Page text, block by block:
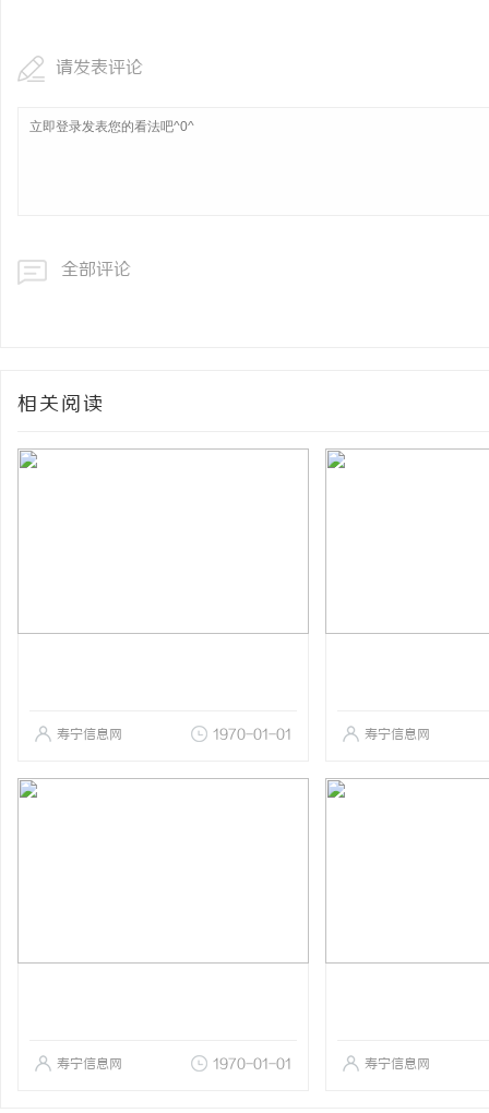
请发表评论
全部评论
相关阅读
寿宁信息网 1970-01-01 寿宁信息网
寿宁信息网 1970-01-01 寿宁信息网